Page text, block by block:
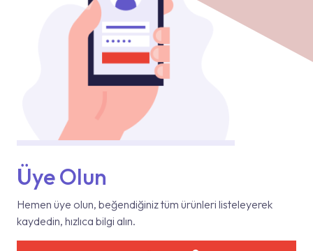
Üye Olun
Hemen üye olun, beğendiğiniz tüm ürünleri listeleyerek
kaydedin, hızlıca bilgi alın.